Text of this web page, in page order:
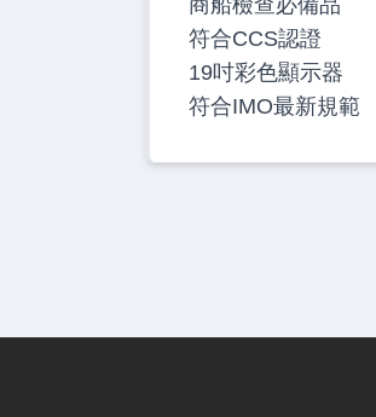
商船檢查必備品
符合CCS認證
19吋彩色顯示器
符合IMO最新規範